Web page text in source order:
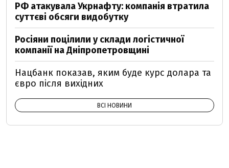
РФ атакувала Укрнафту: компанія втратила
суттєві обсяги видобутку
Росіяни поцілили у склади логістичної
компанії на Дніпропетровщині
Нацбанк показав, яким буде курс долара та
євро після вихідних
ВСІ НОВИНИ